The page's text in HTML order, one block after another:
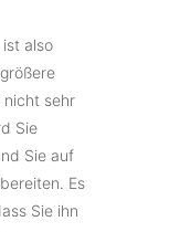
also
nicht sehr
Sie
Sie auf
Es
Sie ihn